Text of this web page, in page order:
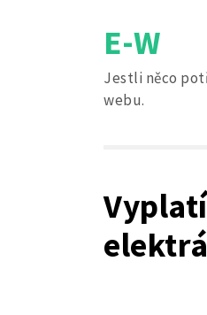
E-W
Jestli něco
webu.